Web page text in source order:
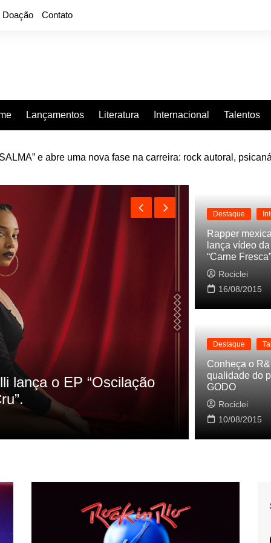
Doação Contato
Lançamentos Literatura Internacional Talentos
“Projeção”, de 2010, nas plataformas digitais
as referencias do clipe de
Destaque
Cynthia
Baleiro
Rociclei
Destaque
Rapper
lança vídeo
“Carne Fresca”
Rociclei
16/08/2015
Destaque
Conheça o
qualidade do
GODO
Rociclei
10/08/2015